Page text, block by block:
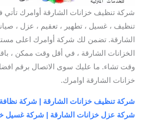
شركة تنظيف خزانات الشارقة أوامرك
تنظيف ، غسيل ، تطهير ، تعقيم ، عزل ،
الشارقة. تضمن لك شركة أوامرك اعلى
الخزانات الشارقة ، في أقل وقت ممكن ،
وقت تشاء. ما عليك سوى الاتصال برقم
خزانات الشارقة اوامرك.
شركة تنظيف خزانات الشارقة | شركة نظافة
شركة عزل خزانات الشارقة | شركة غسيل